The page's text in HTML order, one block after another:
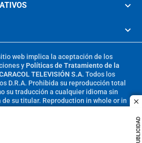
PUBLICIDAD
web implica la aceptación de los
y Políticas de Tratamiento de la
TELEVISIÓN S.A. Todos los
D.R.A. Prohibida su reproducción total
su traducción a cualquier idioma sin
su titular. Reproduction in whole or in